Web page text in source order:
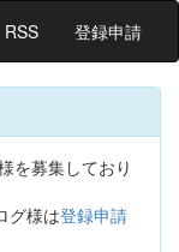
RSS 登録申請
を募集しており
グ様は登録申請